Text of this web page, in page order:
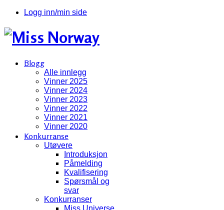
Logg inn/min side
Blogg
Alle innlegg
Vinner 2025
Vinner 2024
Vinner 2023
Vinner 2022
Vinner 2021
Vinner 2020
Konkurranse
Utøvere
Introduksjon
Påmelding
Kvalifisering
Spørsmål og
svar
Konkurranser
Miss Universe